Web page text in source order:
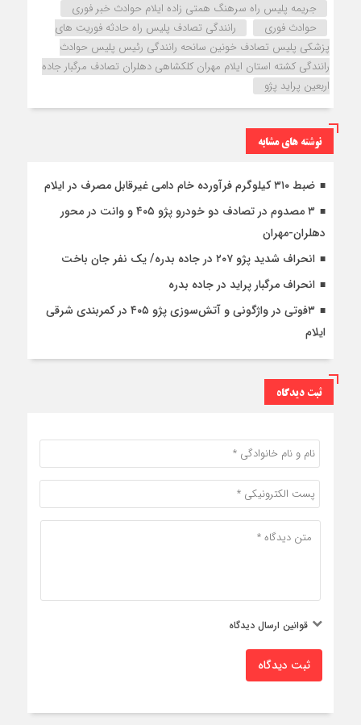
جریمه پلیس راه سرهنگ همتی زاده ایلام حوادث خبر فوری
حوادث فوری
رانندگی تصادف پلیس راه حادثه فوریت های
پزشکی پلیس تصادف خونین سانحه رانندگی رئیس پلیس حوادث
رانندگی کشته استان ایلام مهران کلکشاهی دهلران تصادف مرگبار جاده
اربعین پراید پژو
نوشته های مشابه
ضبط ۳۱۰ کیلوگرم فرآورده خام دامی غیرقابل مصرف در ایلام
۳ مصدوم در تصادف دو خودرو پژو ۴۰۵ و وانت در محور
دهلران-مهران
انحراف شدید پژو ۲۰۷ در جاده بدره/ یک نفر جان باخت
انحراف مرگبار پراید در جاده بدره
۳فوتی در واژگونی و آتش‌سوزی پژو ۴۰۵ در کمربندی شرقی
ایلام
ثبت دیدگاه
قوانین ارسال دیدگاه
ثبت دیدگاه